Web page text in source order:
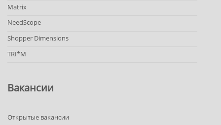
Matrix
NeedScope
Shopper Dimensions
TRI*M
Вакансии
Открытые вакансии